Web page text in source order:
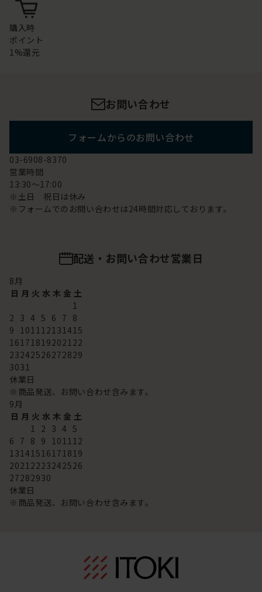
購入時
ポイント
1%還元
お問い合わせ
フォームからのお問い合わせ
03-6908-8370
営業時間
13:30～17:00
※土日 祝日は休み
※フォームでのお問い合わせは24時間対応しております。
配送・お問い合わせ営業日
8月
日 月 火 水 木 金 土
1
2 3 4 5 6 7 8
9 101112131415
16171819202122
23242526272829
3031
休業日
※商品発送、お問い合わせ含みます。
9月
日 月 火 水 木 金 土
1 2 3 4 5
6 7 8 9 101112
13141516171819
20212223242526
27282930
休業日
※商品発送、お問い合わせ含みます。